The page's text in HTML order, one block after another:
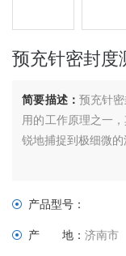
预充针密封度
简要描述： 预充针
用的工作原理之一
锐地捕捉到极细微的
产品型号：
产 地：济南市